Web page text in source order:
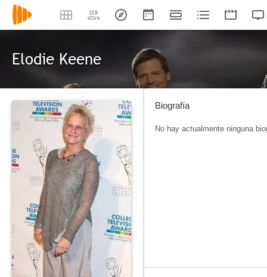
Elodie Keene
Biografía
No hay actualmente ninguna